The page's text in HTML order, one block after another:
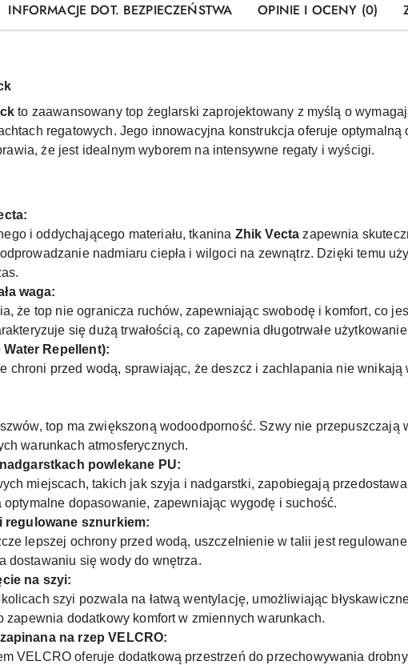
INFORMACJE DOT. BEZPIECZEŃSTWA OPINIE I OCENY (0)
to zaawansowany top żeglarski zaprojektowany z myślą o
regatowych. Jego innowacyjna konstrukcja oferuje optymalną
że jest idealnym wyborem na intensywne regaty i wyścigi.
i oddychającego materiału, tkanina Zhik Vecta zapewnia
nadmiaru ciepła i wilgoci na zewnątrz. Dzięki temu
waga:
że top nie ogranicza ruchów, zapewniając swobodę i komfort, co
się dużą trwałością, co zapewnia długotrwałe
Water Repellent):
chroni przed wodą, sprawiając, że deszcz i zachlapania nie wnikają
top ma zwiększoną wodoodporność. Szwy nie przepuszczają
warunkach atmosferycznych.
powlekane PU:
miejscach, takich jak szyja i nadgarstki, zapobiegają
dopasowanie, zapewniając wygodę i suchość.
regulowane sznurkiem:
lepszej ochrony przed wodą, uszczelnienie w talii jest
dostawaniu się wody do wnętrza.
na szyi:
szyi pozwala na łatwą wentylację, umożliwiając
zapewnia dodatkowy komfort w zmiennych warunkach.
na rzep VELCRO:
VELCRO oferuje dodatkową przestrzeń do przechowywania